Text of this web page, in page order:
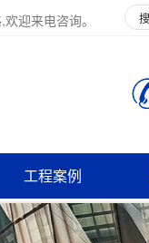
迎来电咨询。
工程案例